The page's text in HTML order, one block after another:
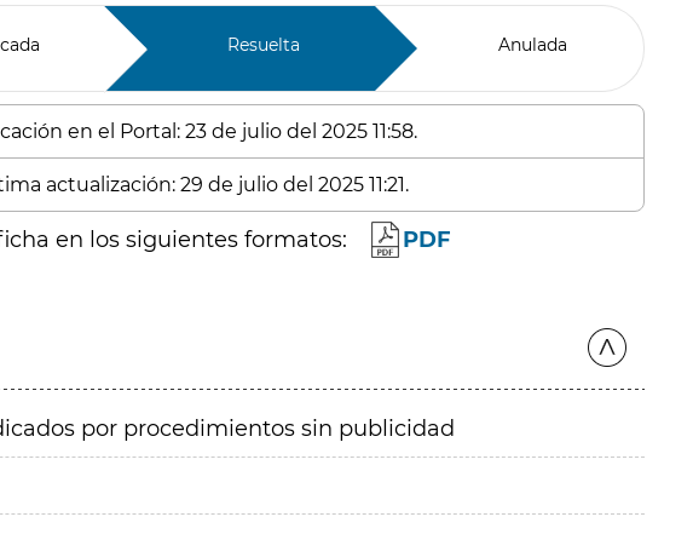
Resuelta Anulada
en el Portal: 23 de julio del 2025 11:58.
actualización: 29 de julio del 2025 11:21.
en los siguientes formatos: PDF
por procedimientos sin publicidad